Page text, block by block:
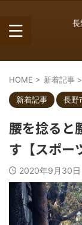
長
HOME > 新着記事 >
新着記事 長
腰を捻ると
す【スポー
2020年9月30日